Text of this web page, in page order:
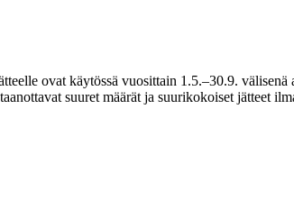
ovat käytössä vuosittain 1.5.–30.9.
suuret määrät ja suurikokoiset jätteet